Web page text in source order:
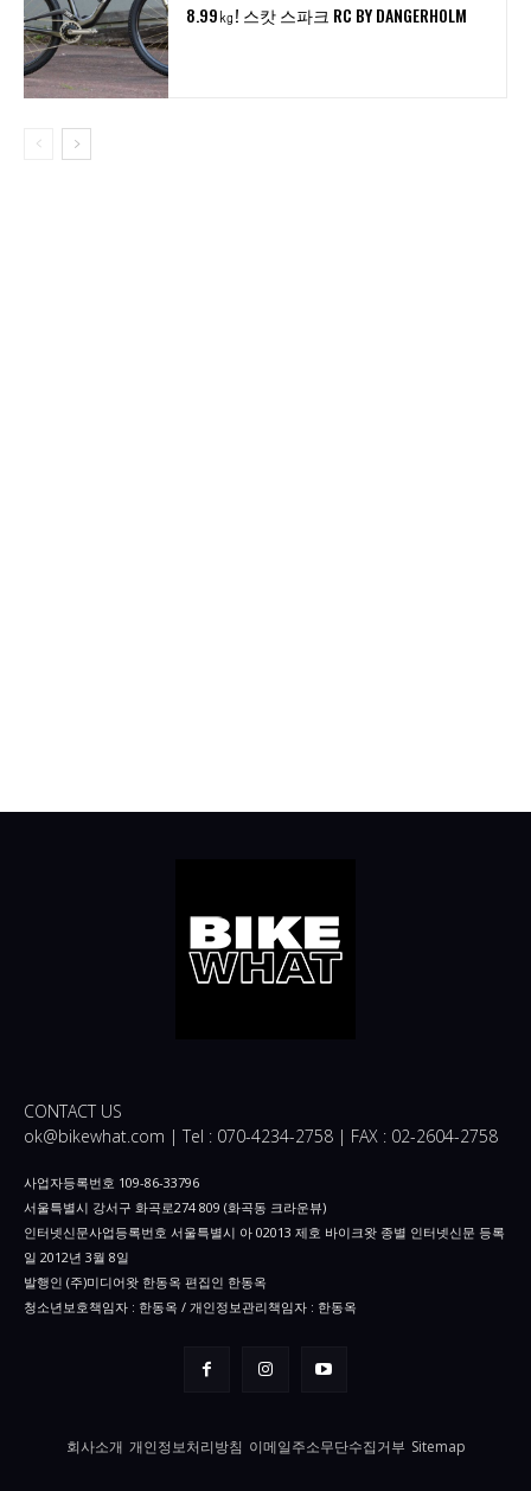
8.99㎏! 스캇 스파크 RC BY DANGERHOLM
CONTACT US
ok@bikewhat.com | Tel : 070-4234-2758 | FAX : 02-2604-2758
사업자등록번호 109-86-33796
서울특별시 강서구 화곡로274 809 (화곡동 크라운뷰)
인터넷신문사업등록번호 서울특별시 아 02013 제호 바이크왓 종별 인터넷신문 등록
일 2012년 3월 8일
발행인 (주)미디어왓 한동옥 편집인 한동옥
청소년보호책임자 : 한동옥 / 개인정보관리책임자 : 한동옥
회사소개 개인정보처리방침 이메일주소무단수집거부 Sitemap